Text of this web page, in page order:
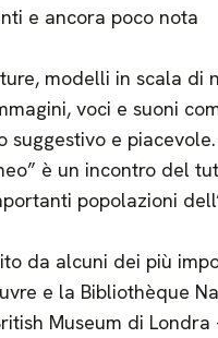
e ancora poco nota
modelli in scala di
voci e suoni
suggestivo e piacevole.
è un incontro del
popolazioni
da alcuni dei più
e la Bibliothèque
Museum di Londra